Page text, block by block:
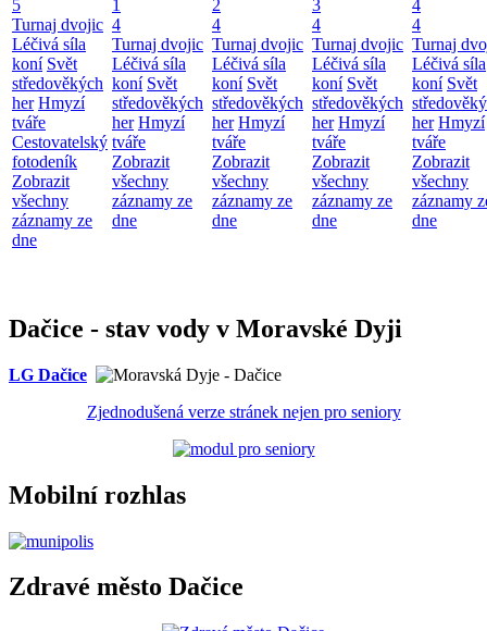
5
Turnaj dvojic
Léčivá síla
koní Svět
středověkých
her Hmyzí
tváře
Cestovatelský
fotodeník
Zobrazit
všechny
záznamy ze
dne
1
4
Turnaj dvojic
Léčivá síla
koní Svět
středověkých
her Hmyzí
tváře
Zobrazit
všechny
záznamy ze
dne
2
4
Turnaj dvojic
Léčivá síla
koní Svět
středověkých
her Hmyzí
tváře
Zobrazit
všechny
záznamy ze
dne
3
4
Turnaj dvojic
Léčivá síla
koní Svět
středověkých
her Hmyzí
tváře
Zobrazit
všechny
záznamy ze
dne
4
4
Turnaj
Léčivá síla
koní Svět
her Hmyzí
tváře
Zobrazit
všechny
záznamy
dne
Dačice - stav vody v Moravské Dyji
LG Dačice
Zjednodušená verze stránek nejen pro seniory
Mobilní rozhlas
Zdravé město Dačice